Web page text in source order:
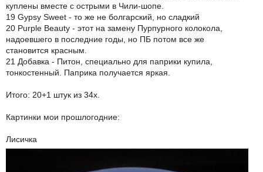
куплены вместе с острыми в Чили-шопе.
19 Gypsy Sweet - то же не болгарский, но сладкий
20 Purple Beauty - этот на замену Пурпурного колокола,
надоевшего в последние годы, но ПБ потом все же
становится красным.
21 Добавка - Питон, специально для паприки купила,
тонкостенный. Паприка получается яркая.
Итого: 20+1 штук из 34х.
Картинки мои прошлогодние:
Лисичка